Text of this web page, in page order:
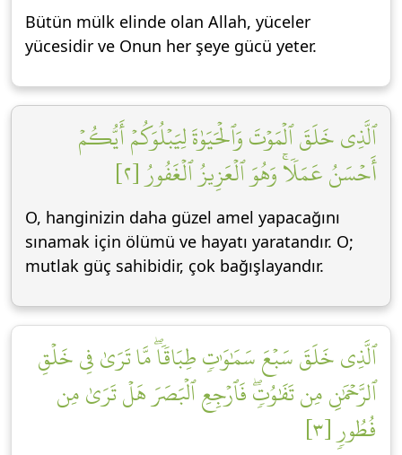
Bütün mülk elinde olan Allah, yüceler
yücesidir ve Onun her şeye gücü yeter.
ٱلَّذِي خَلَقَ ٱلۡمَوۡتَ وَٱلۡحَيَوٰةَ لِيَبۡلُوَكُمۡ أَيُّكُمۡ
أَحۡسَنُ عَمَلٗاۚ وَهُوَ ٱلۡعَزِيزُ ٱلۡغَفُورُ [٢]
O, hanginizin daha güzel amel yapacağını
sınamak için ölümü ve hayatı yaratandır. O;
mutlak güç sahibidir, çok bağışlayandır.
ٱلَّذِي خَلَقَ سَبۡعَ سَمَٰوَٰتٖ طِبَاقٗاۖ مَّا تَرَىٰ فِي خَلۡقِ
ٱلرَّحۡمَٰنِ مِن تَفَٰوُتٖۖ فَٱرۡجِعِ ٱلۡبَصَرَ هَلۡ تَرَىٰ مِن
فُطُورٖ [٣]